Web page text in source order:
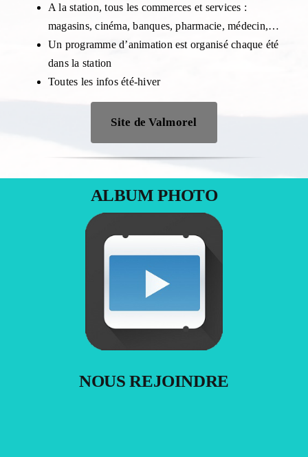
A la station, tous les commerces et services :
magasins, cinéma, banques, pharmacie, médecin,…
Un programme d’animation est organisé chaque été
dans la station
Toutes les infos été-hiver
Site de Valmorel
ALBUM PHOTO
NOUS REJOINDRE